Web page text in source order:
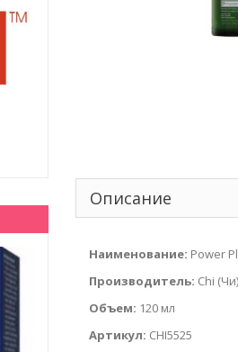
Описание
Наименование: Power
Производитель: Chi
Объем: 120 мл
Артикул: CHI5525